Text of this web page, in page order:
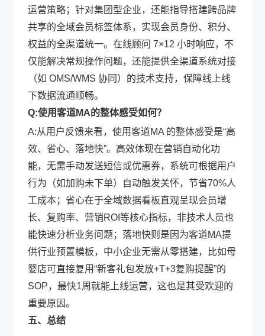
运营策略；针对集团型企业，还能指导搭建跨品牌
共享的全域会员标签体系，实现会员身份、积分、
权益的全渠道统一。在线顾问 7×12 小时响应，不
仅能解决常规操作问题，还能提供全渠道系统对接
（如 OMS/WMS 协同）的技术支持，保障线上线
下数据流通顺畅。
Q:使用客道MA的整体感受如何？
A:从用户反馈来看，使用客道MA 的整体感受是“高
效、省心、落地快”。高效体现在营销自动化功
能，无需手动发送短信或优惠券，系统可根据用户
行为（如加购未下单）自动触发关怀，节省70%人
工成本；省心在于全域数据看板直观呈现会员增
长、复购率、营销ROI等核心指标，非技术人员也
能快速分析业务问题；落地快则是因为客道MA提
供行业预置模板，中小企业无需从零搭建，比如母
婴店可直接复用“新客礼包发放+T+3复购提醒”的
SOP，最快1周就能上线运营，这也是其受欢迎的
重要原因。
五、总结